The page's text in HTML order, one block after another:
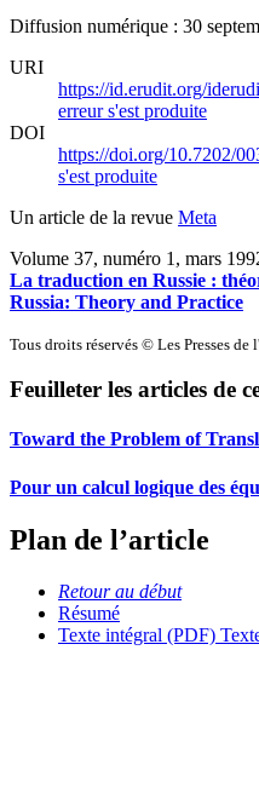
Diffusion numérique : 30
URI
https://id.erudit.org/
erreur s'est produite
DOI
https://doi.org/10.7202/
s'est produite
Un article de la revue Meta
Volume 37, numéro 1, mars
La traduction en Russie :
Russia: Theory and Practice
Tous droits réservés © Les Presses
Feuilleter les articles de
Toward the Problem of
Pour un calcul logique des
Plan de l’article
Retour au début
Résumé
Texte intégral (PDF)